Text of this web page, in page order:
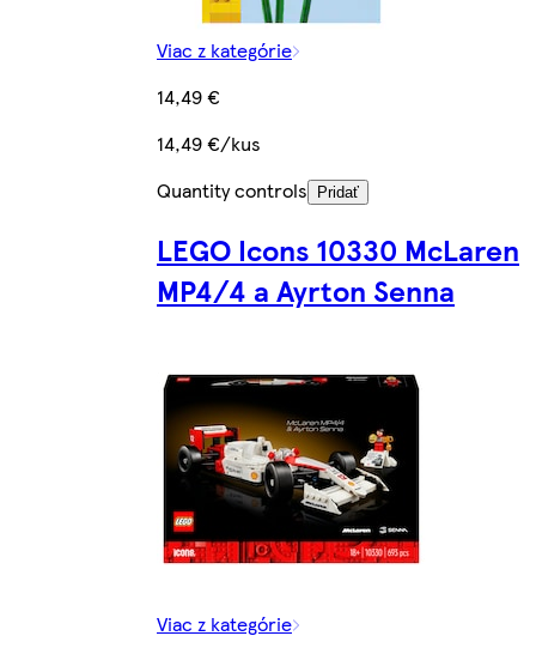
Viac z kategórie
14,49 €
14,49 €/kus
Quantity controls
Pridať
LEGO Icons 10330 McLaren
MP4/4 a Ayrton Senna
Viac z kategórie